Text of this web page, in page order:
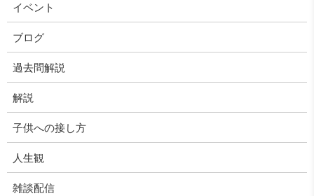
イベント
ブログ
過去問解説
解説
子供への接し方
人生観
雑談配信